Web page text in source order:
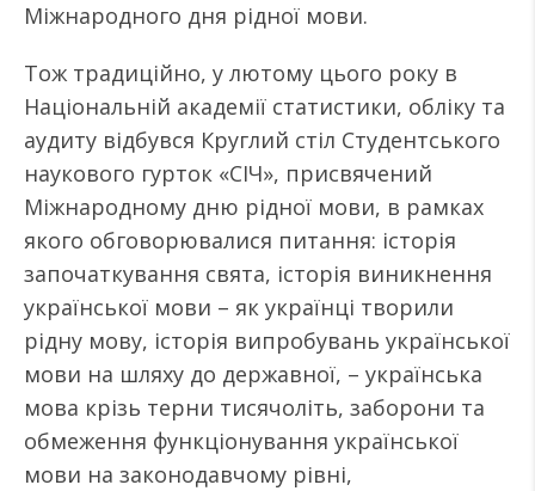
Міжнародного дня рідної мови.
Тож традиційно, у лютому цього року в
Національній академії статистики, обліку та
аудиту відбувся Круглий стіл Студентського
наукового гурток «СІЧ», присвячений
Міжнародному дню рідної мови, в рамках
якого обговорювалися питання: історія
започаткування свята, історія виникнення
української мови – як українці творили
рідну мову, історія випробувань української
мови на шляху до державної, – українська
мова крізь терни тисячоліть, заборони та
обмеження функціонування української
мови на законодавчому рівні,